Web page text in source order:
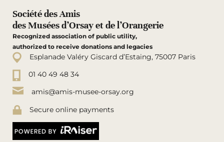
Société des Amis
des Musées d’Orsay et de l’Orangerie
Recognized association of public utility,
authorized to receive donations and legacies
Esplanade Valéry Giscard d’Estaing, 75007 Paris
01 40 49 48 34
amis@amis-musee-orsay.org
Secure online payments